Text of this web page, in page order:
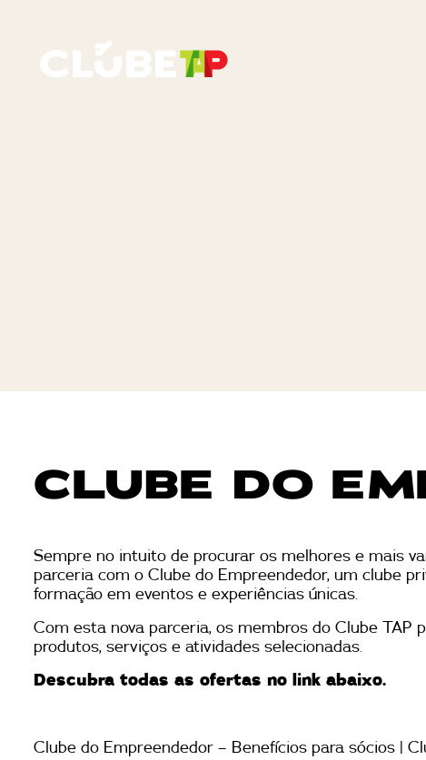
CLUBE DO
Sempre no intuito de procurar os melhores e mais
parceria com o Clube do Empreendedor, um clube
formação em eventos e experiências únicas.
Com esta nova parceria, os membros do Clube TAP
produtos, serviços e atividades selecionadas.
Descubra todas as ofertas no link abaixo.
Clube do Empreendedor – Benefícios para sócios |